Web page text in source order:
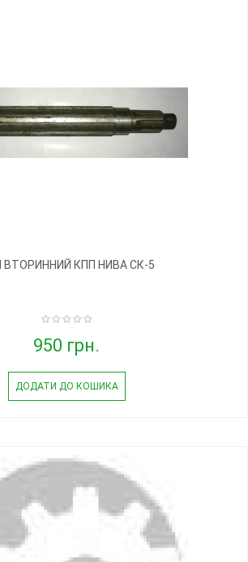
ВТОРИННИЙ КПП НИВА СК-5
950 грн.
ДОДАТИ ДО КОШИКА